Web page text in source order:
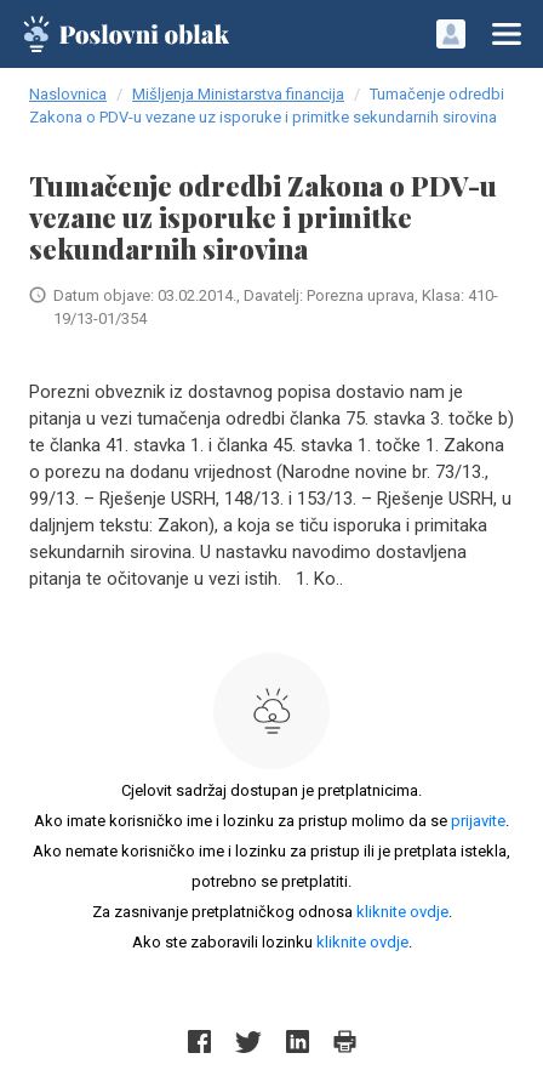
Naslovnica Mišljenja Ministarstva financija
Tumačenje odredbi
Zakona o PDV-u vezane uz isporuke i primitke sekundarnih sirovina
Tumačenje odredbi Zakona o PDV-u
vezane uz isporuke i primitke
sekundarnih sirovina
Datum objave: 03.02.2014., Davatelj: Porezna uprava, Klasa: 410-
19/13-01/354
Porezni obveznik iz dostavnog popisa dostavio nam je
pitanja u vezi tumačenja odredbi članka 75. stavka 3. točke b)
te članka 41. stavka 1. i članka 45. stavka 1. točke 1. Zakona
o porezu na dodanu vrijednost (Narodne novine br. 73/13.,
99/13. – Rješenje USRH, 148/13. i 153/13. – Rješenje USRH, u
daljnjem tekstu: Zakon), a koja se tiču isporuka i primitaka
sekundarnih sirovina. U nastavku navodimo dostavljena
pitanja te očitovanje u vezi istih. 1. Ko..
Cjelovit sadržaj dostupan je pretplatnicima.
Ako imate korisničko ime i lozinku za pristup molimo da se prijavite.
Ako nemate korisničko ime i lozinku za pristup ili je pretplata istekla,
potrebno se pretplatiti.
Za zasnivanje pretplatničkog odnosa kliknite ovdje.
Ako ste zaboravili lozinku kliknite ovdje.